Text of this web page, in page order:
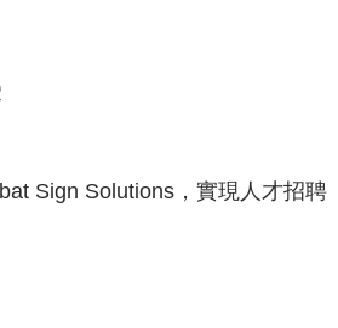
Sign Solutions，實現人才招聘